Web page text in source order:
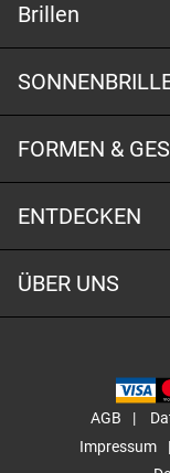
Brillen
FORMEN &
ENTDECKEN
ÜBER UNS
AGB
Impressum